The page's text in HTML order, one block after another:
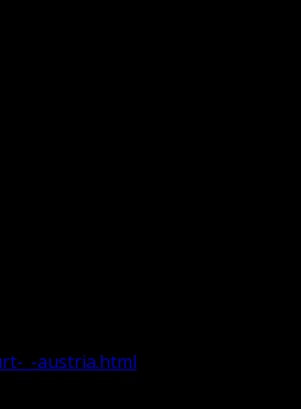
_-austria.html